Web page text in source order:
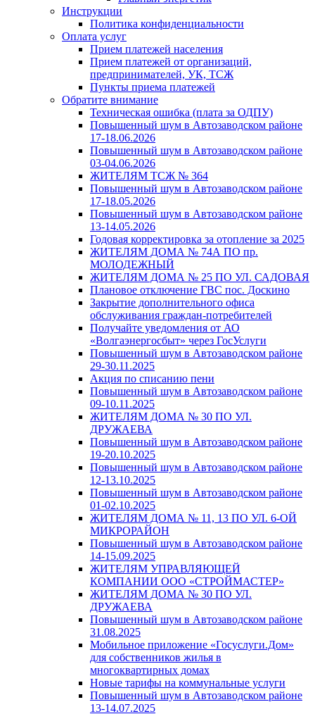
Инструкции
Политика конфиденциальности
Оплата услуг
Прием платежей населения
Прием платежей от организаций,
предпринимателей, УК, ТСЖ
Пункты приема платежей
Обратите внимание
Техническая ошибка (плата за ОДПУ)
Повышенный шум в Автозаводском районе
17-18.06.2026
Повышенный шум в Автозаводском районе
03-04.06.2026
ЖИТЕЛЯМ ТСЖ № 364
Повышенный шум в Автозаводском районе
17-18.05.2026
Повышенный шум в Автозаводском районе
13-14.05.2026
Годовая корректировка за отопление за 2025
ЖИТЕЛЯМ ДОМА № 74А ПО пр.
МОЛОДЕЖНЫЙ
ЖИТЕЛЯМ ДОМА № 25 ПО УЛ. САДОВАЯ
Плановое отключение ГВС пос. Доскино
Закрытие дополнительного офиса
обслуживания граждан-потребителей
Получайте уведомления от АО
«Волгаэнергосбыт» через ГосУслуги
Повышенный шум в Автозаводском районе
29-30.11.2025
Акция по списанию пени
Повышенный шум в Автозаводском районе
09-10.11.2025
ЖИТЕЛЯМ ДОМА № 30 ПО УЛ.
ДРУЖАЕВА
Повышенный шум в Автозаводском районе
19-20.10.2025
Повышенный шум в Автозаводском районе
12-13.10.2025
Повышенный шум в Автозаводском районе
01-02.10.2025
ЖИТЕЛЯМ ДОМА № 11, 13 ПО УЛ. 6-ОЙ
МИКРОРАЙОН
Повышенный шум в Автозаводском районе
14-15.09.2025
ЖИТЕЛЯМ УПРАВЛЯЮЩЕЙ
КОМПАНИИ ООО «СТРОЙМАСТЕР»
ЖИТЕЛЯМ ДОМА № 30 ПО УЛ.
ДРУЖАЕВА
Повышенный шум в Автозаводском районе
31.08.2025
Мобильное приложение «Госуслуги.Дом»
для собственников жилья в
многоквартирных домах
Новые тарифы на коммунальные услуги
Повышенный шум в Автозаводском районе
13-14.07.2025